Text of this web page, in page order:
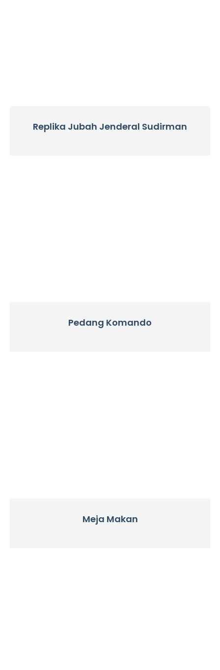
Replika Jubah Jenderal Sudirman
Pedang Komando
Meja Makan